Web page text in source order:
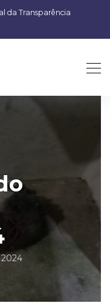
da Transparência